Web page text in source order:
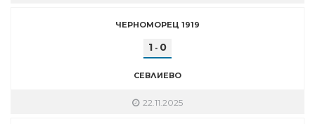
ЧЕРНОМОРЕЦ 1919
1 - 0
СЕВЛИЕВО
22.11.2025